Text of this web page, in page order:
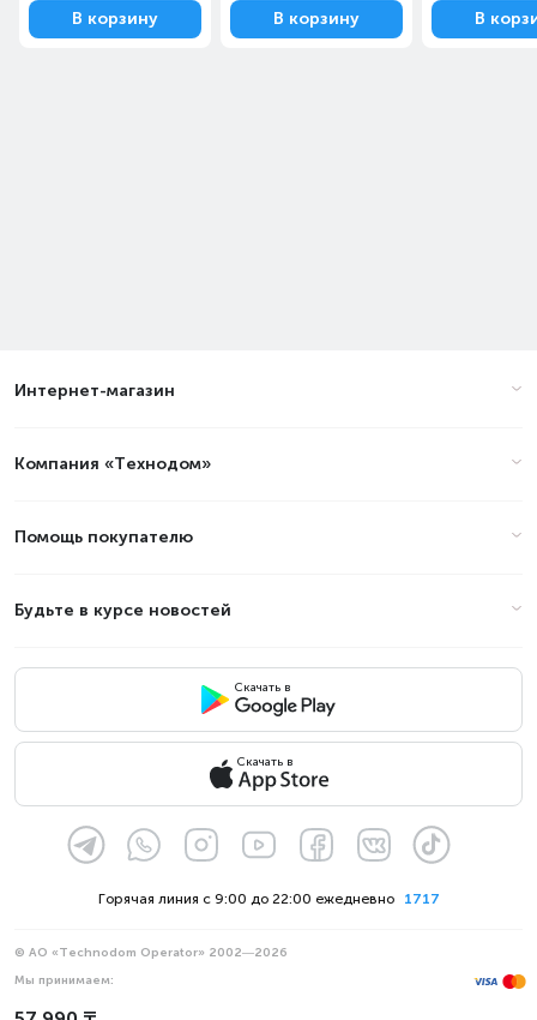
В корзину В корзину В
Интернет-магазин
Компания «Технодом»
Помощь покупателю
Будьте в курсе новостей
Скачать в
Скачать в
1717
Горячая линия с 9:00 до 22:00 ежедневно
© АО «Technodom Operator» 2002—2026
Мы принимаем: